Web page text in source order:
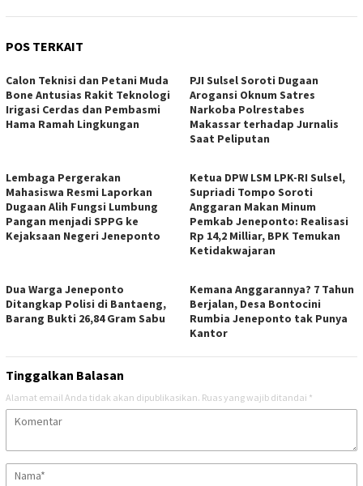
POS TERKAIT
Calon Teknisi dan Petani Muda
Bone Antusias Rakit Teknologi
Irigasi Cerdas dan Pembasmi
Hama Ramah Lingkungan
PJI Sulsel Soroti Dugaan
Arogansi Oknum Satres
Narkoba Polrestabes
Makassar terhadap Jurnalis
Saat Peliputan
Lembaga Pergerakan
Mahasiswa Resmi Laporkan
Dugaan Alih Fungsi Lumbung
Pangan menjadi SPPG ke
Kejaksaan Negeri Jeneponto
Ketua DPW LSM LPK-RI Sulsel,
Supriadi Tompo Soroti
Anggaran Makan Minum
Pemkab Jeneponto: Realisasi
Rp 14,2 Milliar, BPK Temukan
Ketidakwajaran
Dua Warga Jeneponto
Ditangkap Polisi di Bantaeng,
Barang Bukti 26,84 Gram Sabu
Kemana Anggarannya? 7 Tahun
Berjalan, Desa Bontocini
Rumbia Jeneponto tak Punya
Kantor
Tinggalkan Balasan
Alamat email Anda tidak akan dipublikasikan. Ruas yang wajib ditandai *